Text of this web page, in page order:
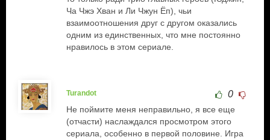
Ча Чжэ Хван и Ли Чжун Ёп), чьи
взаимоотношения друг с другом оказались
одним из единственных, что мне постоянно
нравилось в этом сериале.
Turandot 0
Не поймите меня неправильно, я все еще
(отчасти) наслаждался просмотром этого
сериала, особенно в первой половине. Игра